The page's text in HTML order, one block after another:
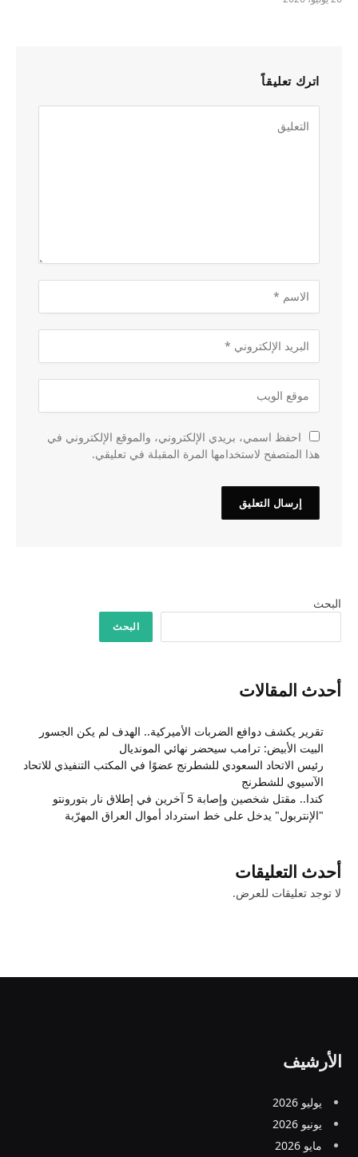
اترك تعليقاً
احفظ اسمي، بريدي الإلكتروني، والموقع الإلكتروني في
هذا المتصفح لاستخدامها المرة المقبلة في تعليقي.
البحث
البحث
أحدث المقالات
تقرير يكشف دوافع الضربات الأميركية.. الهدف لم يكن الجسور
البيت الأبيض: ترامب سيحضر نهائي المونديال
رئيس الاتحاد السعودي للشطرنج عضوًا في المكتب التنفيذي للاتحاد
الآسيوي للشطرنج
كندا.. مقتل شخصين وإصابة 5 آخرين في إطلاق نار بتورونتو
"الإنتربول" يدخل على خط استرداد أموال العراق المهرّبة
أحدث التعليقات
لا توجد تعليقات للعرض.
الأرشيف
يوليو 2026
يونيو 2026
مايو 2026